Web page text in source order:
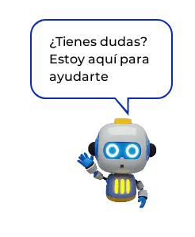
¿Tienes dudas?
Estoy aquí para
ayudarte